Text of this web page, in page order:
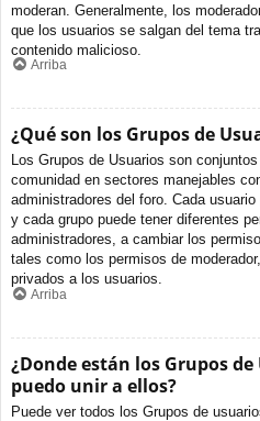
moderan. Generalmente, los
que los usuarios se salgan del tema
contenido malicioso.
Arriba
¿Qué son los Grupos de
Los Grupos de Usuarios son
comunidad en sectores manejables
administradores del foro. Cada
y cada grupo puede tener diferentes
administradores, a cambiar los
tales como los permisos de
privados a los usuarios.
Arriba
¿Donde están los Grupos
puedo unir a ellos?
Puede ver todos los Grupos de